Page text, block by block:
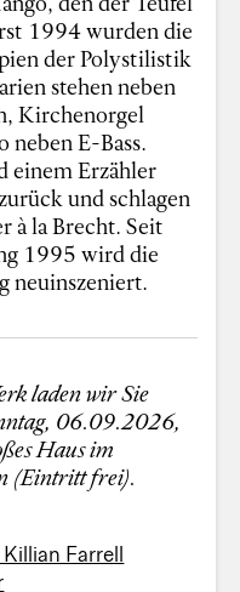
1994 wurden die
der Polystilistik
stehen neben
Kirchenorgel
neben E-Bass.
einem Erzähler
und schlagen
à la Brecht. Seit
1995 wird die
neuinszeniert.
laden wir Sie
06.09.2026,
Haus im
(Eintritt frei).
Farrell